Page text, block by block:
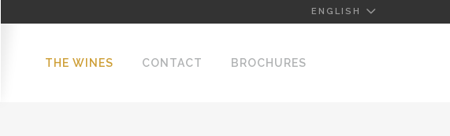
ENGLISH
THE WINES CONTACT BROCHURES